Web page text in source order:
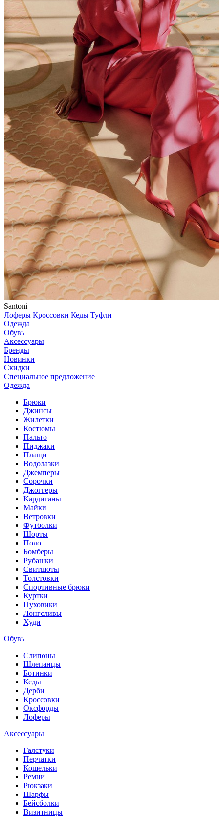
Santoni
Лоферы Кроссовки Кеды Туфли
Одежда
Обувь
Аксессуары
Бренды
Новинки
Скидки
Специальное предложение
Одежда
Брюки
Джинсы
Жилетки
Костюмы
Пальто
Пиджаки
Плащи
Водолазки
Джемперы
Сорочки
Джоггеры
Кардиганы
Майки
Ветровки
Футболки
Шорты
Поло
Бомберы
Рубашки
Свитшоты
Толстовки
Спортивные брюки
Куртки
Пуховики
Лонгсливы
Худи
Обувь
Слипоны
Шлепанцы
Ботинки
Кеды
Дерби
Кроссовки
Оксфорды
Лоферы
Аксессуары
Галстуки
Перчатки
Кошельки
Ремни
Рюкзаки
Шарфы
Бейсболки
Визитницы